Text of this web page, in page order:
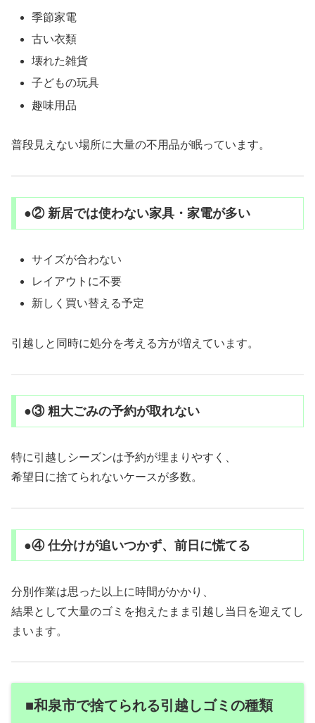
季節家電
古い衣類
壊れた雑貨
子どもの玩具
趣味用品
普段見えない場所に大量の不用品が眠っています。
●② 新居では使わない家具・家電が多い
サイズが合わない
レイアウトに不要
新しく買い替える予定
引越しと同時に処分を考える方が増えています。
●③ 粗大ごみの予約が取れない
特に引越しシーズンは予約が埋まりやすく、
希望日に捨てられないケースが多数。
●④ 仕分けが追いつかず、前日に慌てる
分別作業は思った以上に時間がかかり、
結果として大量のゴミを抱えたまま引越し当日を迎えてし
まいます。
■和泉市で捨てられる引越しゴミの種類